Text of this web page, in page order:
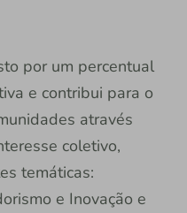
por um percentual
e contribui para o
através
coletivo,
temáticas:
e Inovação e